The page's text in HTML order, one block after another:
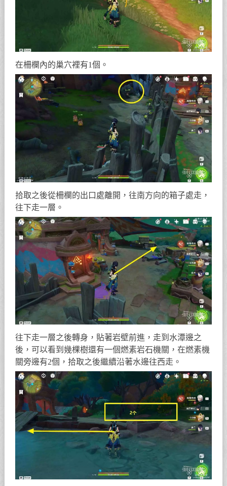
在柵欄內的巢穴裡有1個。
拾取之後從柵欄的出口處離開，往南方向的箱子處走，
往下走一層。
往下走一層之後轉身，貼著岩壁前進，走到水潭邊之
後，可以看到幾棵樹還有一個燃素岩石機關，在燃素機
關旁邊有2個，拾取之後繼續沿著水邊往西走。